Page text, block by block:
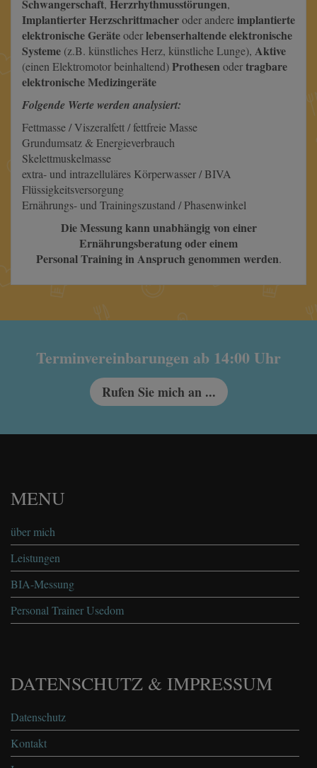
Schwangerschaft, Herzrhythmusstörungen,
Implantierter Herzschrittmacheroder andereimplantierte
elektronische Geräteoderlebenserhaltende elektronische
Systeme (z.B. künstliches Herz, künstliche Lunge), Aktive
(einen Elektromotor beinhaltend)Prothesenodertragbare
elektronische Medizingeräte
Folgende Werte werden analysiert:
Fettmasse / Viszeralfett / fettfreie Masse
Grundumsatz & Energieverbrauch
Skelettmuskelmasse
extra- und intrazelluläres Körperwasser / BIVA
Flüssigkeitsversorgung
Ernährungs- und Trainingszustand / Phasenwinkel
Die Messung kann unabhängig von einer
Ernährungsberatung oder einem
Personal Training in Anspruch genommen werden.
Terminvereinbarungen ab 14:00 Uhr
Rufen Sie mich an ...
MENU
über mich
Leistungen
BIA-Messung
Personal Trainer Usedom
DATENSCHUTZ & IMPRESSUM
Datenschutz
Kontakt